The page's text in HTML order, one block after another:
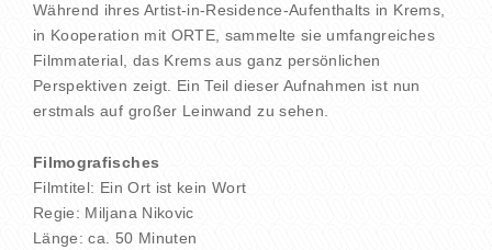
Während ihres Artist-in-Residence-Aufenthalts in Krems,
in Kooperation mit ORTE, sammelte sie umfangreiches
Filmmaterial, das Krems aus ganz persönlichen
Perspektiven zeigt. Ein Teil dieser Aufnahmen ist nun
erstmals auf großer Leinwand zu sehen.
Filmografisches
Filmtitel: Ein Ort ist kein Wort
Regie: Miljana Nikovic
Länge: ca. 50 Minuten